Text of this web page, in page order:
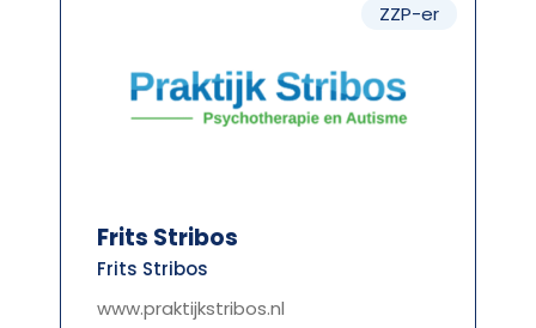
ZZP-er
Frits Stribos
Frits Stribos
www.praktijkstribos.nl